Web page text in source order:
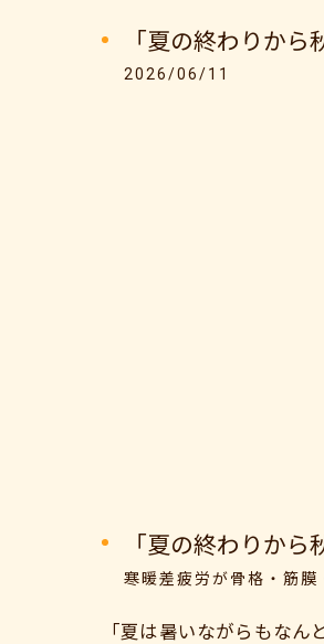
「夏の終わりから
2026/06/11
「夏の終わりから
寒暖差疲労が骨格・筋
「夏は暑いながらもなん